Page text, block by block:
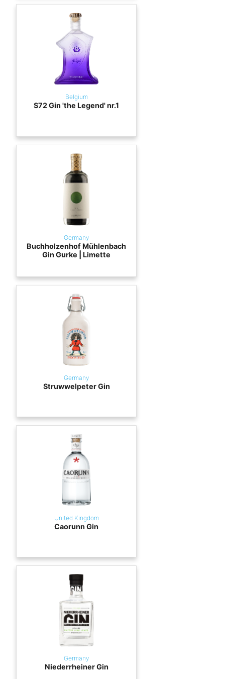
Belgium
S72 Gin 'the Legend' nr.1
Germany
Buchholzenhof Mühlenbach
Gin Gurke | Limette
Germany
Struwwelpeter Gin
United Kingdom
Caorunn Gin
Germany
Niederrheiner Gin